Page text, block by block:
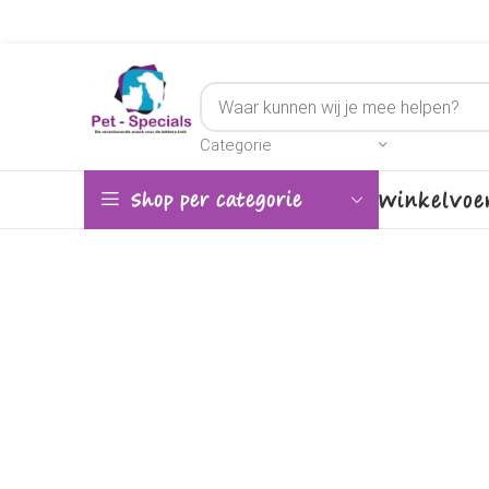
Categorie
Shop per categorie Winkel